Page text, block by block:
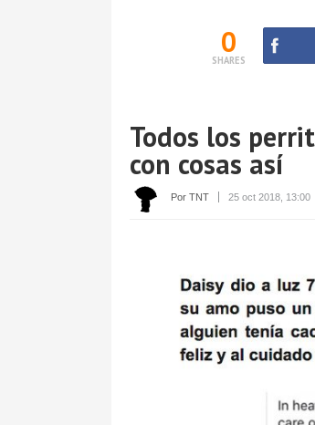
0
SHARES
Todos los
con cosas así
Por TNT 25 oct 2018, 13:00